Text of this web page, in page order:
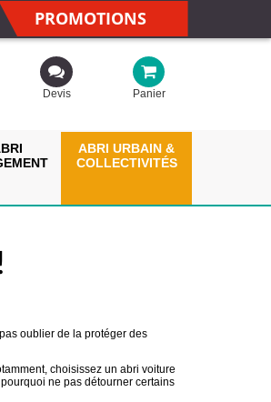
PROMOTIONS
Devis Panier
ABRI URBAIN &
COLLECTIVITÉS
oublier de la protéger des
choisissez un abri voiture
ne pas détourner certains